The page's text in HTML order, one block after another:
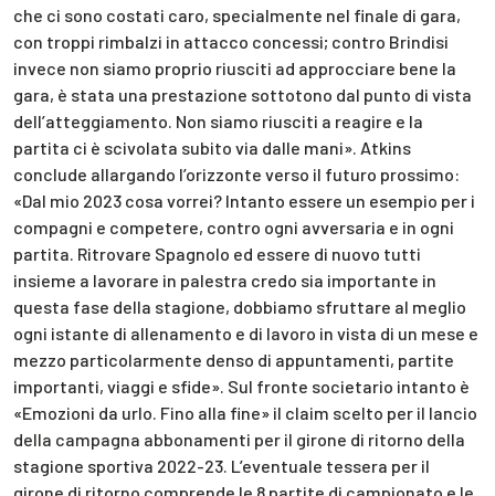
che ci sono costati caro, specialmente nel finale di gara,
con troppi rimbalzi in attacco concessi; contro Brindisi
invece non siamo proprio riusciti ad approcciare bene la
gara, è stata una prestazione sottotono dal punto di vista
dell’atteggiamento. Non siamo riusciti a reagire e la
partita ci è scivolata subito via dalle mani». Atkins
conclude allargando l’orizzonte verso il futuro prossimo:
«Dal mio 2023 cosa vorrei? Intanto essere un esempio per i
compagni e competere, contro ogni avversaria e in ogni
partita. Ritrovare Spagnolo ed essere di nuovo tutti
insieme a lavorare in palestra credo sia importante in
questa fase della stagione, dobbiamo sfruttare al meglio
ogni istante di allenamento e di lavoro in vista di un mese e
mezzo particolarmente denso di appuntamenti, partite
importanti, viaggi e sfide». Sul fronte societario intanto è
«Emozioni da urlo. Fino alla fine» il claim scelto per il lancio
della campagna abbonamenti per il girone di ritorno della
stagione sportiva 2022-23. L’eventuale tessera per il
girone di ritorno comprende le 8 partite di campionato e le